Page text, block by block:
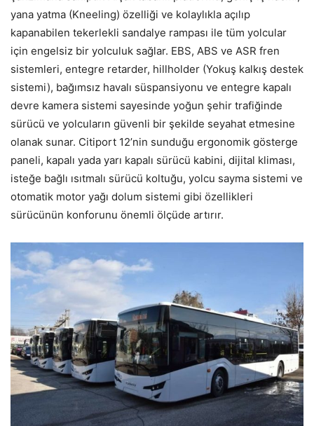
yana yatma (Kneeling) özelliği ve kolaylıkla açılıp
kapanabilen tekerlekli sandalye rampası ile tüm yolcular
için engelsiz bir yolculuk sağlar. EBS, ABS ve ASR fren
sistemleri, entegre retarder, hillholder (Yokuş kalkış destek
sistemi), bağımsız havalı süspansiyonu ve entegre kapalı
devre kamera sistemi sayesinde yoğun şehir trafiğinde
sürücü ve yolcuların güvenli bir şekilde seyahat etmesine
olanak sunar. Citiport 12’nin sunduğu ergonomik gösterge
paneli, kapalı yada yarı kapalı sürücü kabini, dijital kliması,
isteğe bağlı ısıtmalı sürücü koltuğu, yolcu sayma sistemi ve
otomatik motor yağı dolum sistemi gibi özellikleri
sürücünün konforunu önemli ölçüde artırır.